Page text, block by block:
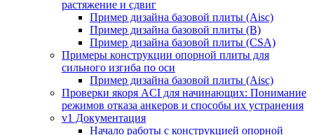
растяжение и сдвиг
Пример дизайна базовой плиты (Aisc)
Пример дизайна базовой плиты (В)
Пример дизайна базовой плиты (CSA)
Примеры конструкции опорной плиты для
сильного изгиба по оси
Пример дизайна базовой плиты (Aisc)
Проверки якоря ACI для начинающих: Понимание
режимов отказа анкеров и способы их устранения
v1 Документация
Начало работы с конструкцией опорной